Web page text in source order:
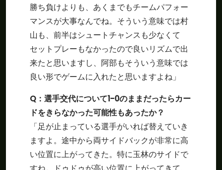
勝ち負けよりも、あくまでもチームパフォー
マンスが大事なんでね。そういう意味では村
山も、前半はシュートチャンスも少なくて
セットプレーもなかったので良いリズムで出
来たと思いますし、阿部もそういう意味では
良い形でゲームに入れたと思いますよね」
Q：選手交代について1-0のままだったらカー
ドをきらなかった可能性もあったか？
「足が止まっている選手がいれば替えていき
ますよ。途中から両サイドバックが非常に高
い位置に上がってきた。特に玉林のサイドで